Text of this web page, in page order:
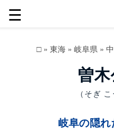
☰
□» 東海» 岐阜県»
曽木
（そぎ こ
岐阜の隠れ